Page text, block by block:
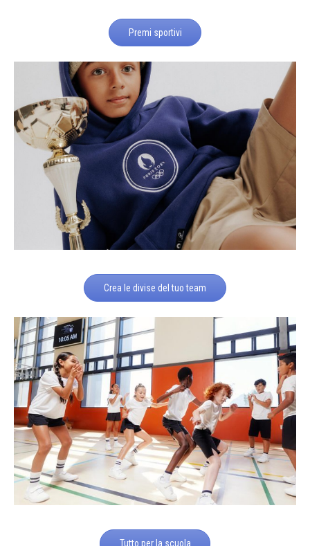
Premi sportivi
Crea le divise del tuo team
Tutto per la scuola